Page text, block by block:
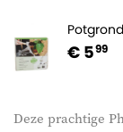
Deze prachtige
€ 599